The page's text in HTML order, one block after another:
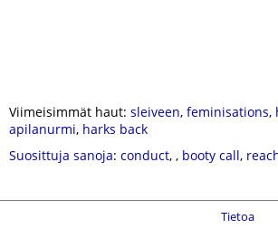
Viimeisimmät haut: sleiveen, feminisations,
apilanurmi, harks back
Suosittuja sanoja: conduct, , booty call,
Tietoa